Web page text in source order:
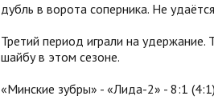
дубль в ворота соперника. Не
Третий период играли на
шайбу в этом сезоне.
«Минские зубры» - «Лида-2» - 8:1